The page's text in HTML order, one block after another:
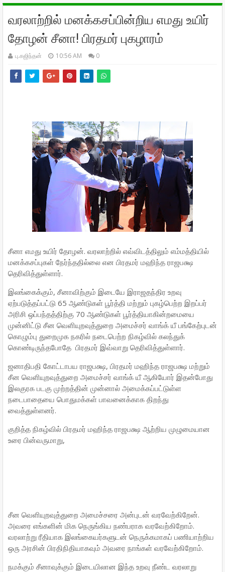
வரலாற்றில் மனக்கசப்பின்றிய எமது உயிர்
தோழன் சீனா! பிரதமர் புகழாரம்
பு.கஜிந்தன் 10:56 AM 0
சீனா எமது உயிர் தோழன். வரலாற்றில் எவ்விடத்திலும் எம்மத்தியில்
மனக்கசப்புகள் நேர்ந்ததில்லை என பிரதமர் மஹிந்த ராஜபக்ஷ
தெரிவித்துள்ளார்.
இலங்கைக்கும், சீனாவிற்கும் இடையே இராஜதந்திர உறவு
ஏற்படுத்தப்பட்டு 65 ஆண்டுகள் பூர்த்தி மற்றும் புகழ்பெற்ற இறப்பர்
அரிசி ஒப்பந்தத்திற்கு 70 ஆண்டுகள் பூர்த்தியாகின்றமையை
முன்னிட்டு சீன வெளியுறவுத்துறை அமைச்சர் வாங்க் யீ பங்கேற்புடன்
கொழும்பு துறைமுக நகரில் நடைபெற்ற நிகழ்வில் கலந்துக்
கொண்டிருந்தபோதே பிரதமர் இவ்வாறு தெரிவித்துள்ளார்.
ஜனாதிபதி கோட்டாபய ராஜபக்ஷ, பிரதமர் மஹிந்த ராஜபக்ஷ மற்றும்
சீன வெளியுறவுத்துறை அமைச்சர் வாங்க் யீ ஆகியோர் இதன்போது
இலகுரக படகு முற்றத்தின் முன்னால் அமைக்கப்பட்டுள்ள
நடைபாதையை பொதுமக்கள் பாவனைக்காக திறந்து
வைத்துள்ளனர்.
குறித்த நிகழ்வில் பிரதமர் மஹிந்த ராஜபக்ஷ ஆற்றிய முழுமையான
உரை பின்வருமாறு,
சீன வெளியுறவுத்துறை அமைச்சரை அன்புடன் வரவேற்கிறேன்.
அவரை எங்களின் மிக நெருங்கிய நண்பராக வரவேற்கிறோம்.
வரலாற்று ரீதியாக இலங்கையர்களுடன் நெருக்கமாகப் பணியாற்றிய
ஒரு அரசின் பிரதிநிதியாகவும் அவரை நாங்கள் வரவேற்கிறோம்.
நமக்கும் சீனாவுக்கும் இடையிலான இந்த உறவு நீண்ட வரலாறு